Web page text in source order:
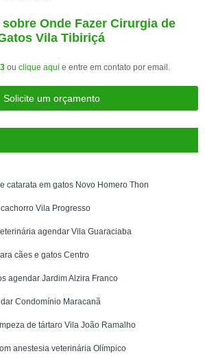
Onde Fazer Cirurgia de
Vila Tibiriçá
ou clique aqui e entre em contato por email.
Solicite um orçamento
catarata em gatos Novo Homero Thon
Vila Progresso
agendar Vila Guaraciaba
cães e gatos Centro
agendar Jardim Alzira Franco
Condomínio Maracanã
de tártaro Vila João Ramalho
anestesia veterinária Olímpico